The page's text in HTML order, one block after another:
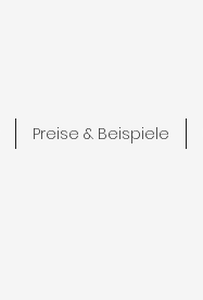
Preise & Beispiele